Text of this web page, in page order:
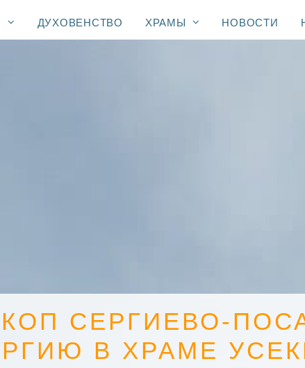
ДУХОВЕНСТВО ХРАМЫ НОВОСТИ
СЕРГИЕВО-
В ХРАМЕ